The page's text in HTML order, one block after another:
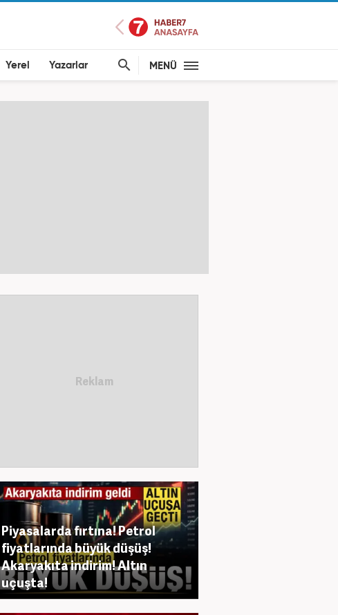
Yerel Yazarlar MENÜ
Piyasalarda fırtına! Petrol
fiyatlarında büyük düşüş!
Akaryakıta indirim! Altın
uçuşta!